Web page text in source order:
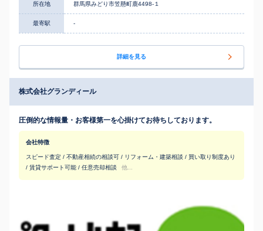
所在地 群馬県みどり市笠懸町鹿4498-１
最寄駅 -
詳細を見る
株式会社グランディール
圧倒的な情報量・お客様第一を心掛けてお待ちしております。
会社特徴
スピード査定 / 不動産相続の相談可 / リフォーム・建築相談 / 買い取り制度あり
/ 賃貸サポート可能 / 任意売却相談
他...